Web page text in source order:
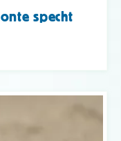
specht